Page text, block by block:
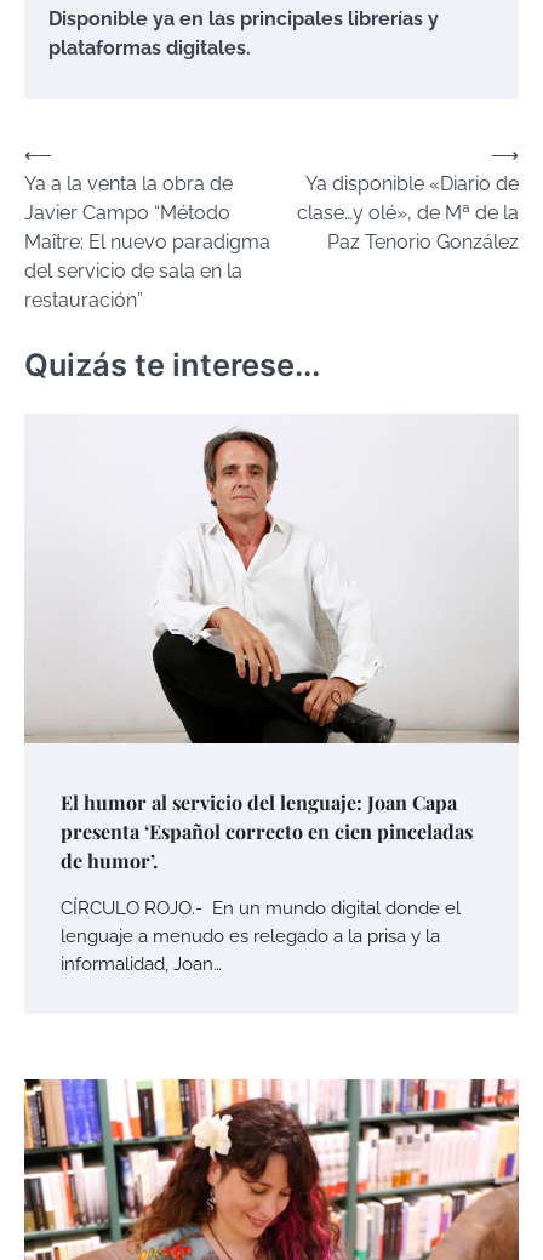
Disponible ya en las principales librerías y
plataformas digitales.
Navegación
de
entradas
⟵
Ya a la venta la obra de
Javier Campo “Método
Maître: El nuevo paradigma
del servicio de sala en la
restauración”
Ya disponible «Diario de
clase…y olé», de Mª de la
Paz Tenorio González
⟶
Quizás te interese...
El humor al servicio del lenguaje: Joan Capa
presenta ‘Español correcto en cien pinceladas
de humor’.
CÍRCULO ROJO.- En un mundo digital donde el
lenguaje a menudo es relegado a la prisa y la
informalidad, Joan…